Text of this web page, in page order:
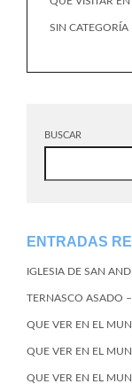
SIN CATEGORÍA
BUSCAR
ENTRADAS
IGLESIA DE SAN
TERNASCO ASADO
QUE VER EN EL
QUE VER EN EL
QUE VER EN EL